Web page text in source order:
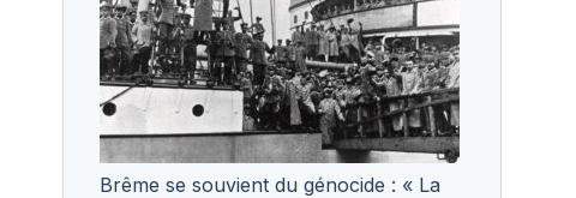
Brême se souvient du génocide : « La